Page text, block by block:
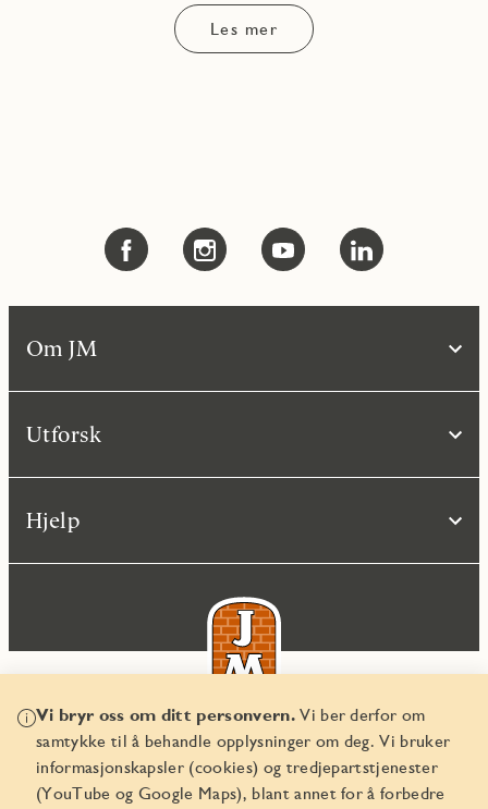
Les mer
Vi bryr oss om ditt personvern.Vi ber derfor om
samtykke til å behandle opplysninger om deg. Vi bruker
informasjonskapsler (cookies) og tredjepartstjenester
(YouTube og Google Maps), blant annet for å forbedre
Om JM
Utforsk
Hjelp
© JM Norge AS 2026
Organisasjonsnummer 829 350 122